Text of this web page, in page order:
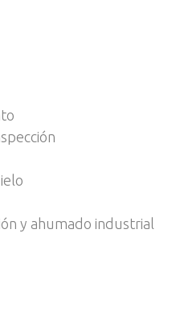
y ahumado industrial